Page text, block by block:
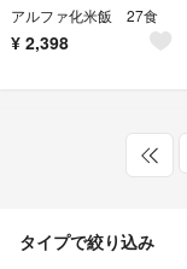
アルファ化米飯 27食
¥ 2,398
タイプで絞り込み